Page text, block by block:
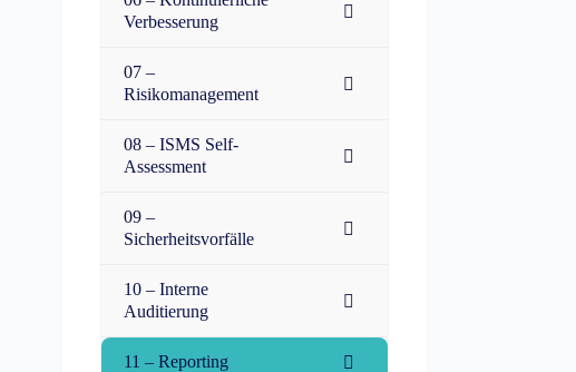
Verbesserung
07 –
Risikomanagement
08 – ISMS Self-
Assessment
09 –
Sicherheitsvorfälle
10 – Interne
Auditierung
11 – Reporting